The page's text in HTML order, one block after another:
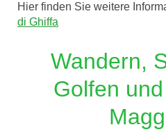
Hier finden Sie weitere
di Ghiffa
Wandern,
Golfen